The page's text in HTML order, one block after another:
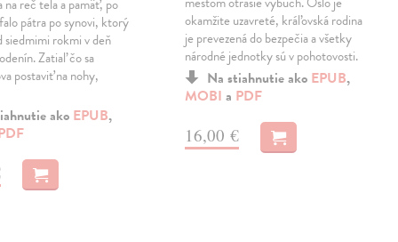
na reč tela a pamäť, po
pátra po synovi, ktorý
siedmimi rokmi v deň
Zatiaľ čo sa
postaviť na nohy,
ako EPUB,
okamžite uzavreté, kráľovská rodina
je prevezená do bezpečia a všetky
národné jednotky sú v pohotovosti.
Na stiahnutie ako EPUB,
MOBI a PDF
16,00 €